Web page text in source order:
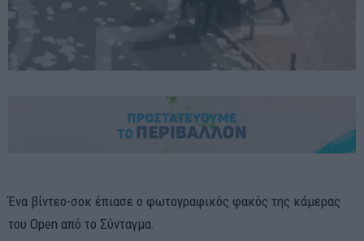
Ένα βίντεο-σοκ έπιασε ο φωτογραφικός φακός της κάμερας
του Open από το Σύνταγμα.